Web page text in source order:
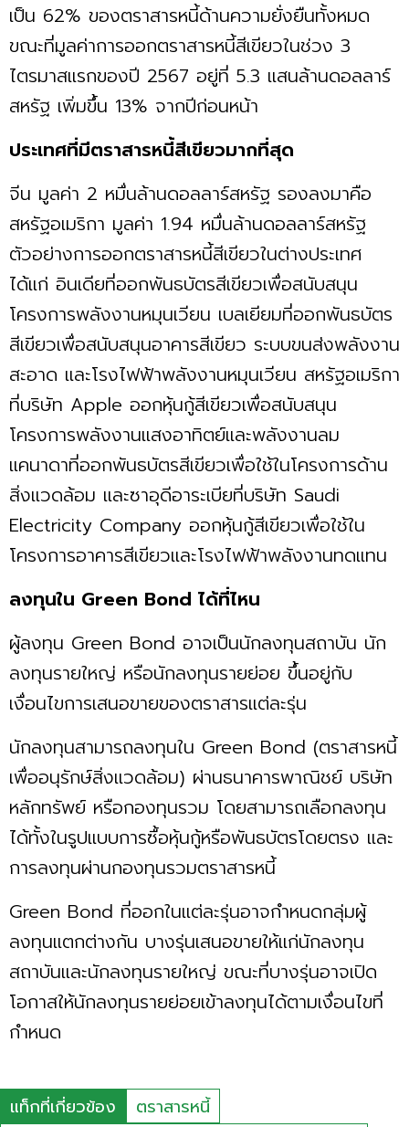
เป็น 62% ของตราสารหนี้ด้านความยั่งยืนทั้งหมด
ขณะที่มูลค่าการออกตราสารหนี้สีเขียวในช่วง 3
ไตรมาสแรกของปี 2567 อยู่ที่ 5.3 แสนล้านดอลลาร์
สหรัฐ เพิ่มขึ้น 13% จากปีก่อนหน้า
ประเทศที่มีตราสารหนี้สีเขียวมากที่สุด
จีน มูลค่า 2 หมื่นล้านดอลลาร์สหรัฐ รองลงมาคือ
สหรัฐอเมริกา มูลค่า 1.94 หมื่นล้านดอลลาร์สหรัฐ
ตัวอย่างการออกตราสารหนี้สีเขียวในต่างประเทศ
ได้แก่ อินเดียที่ออกพันธบัตรสีเขียวเพื่อสนับสนุน
โครงการพลังงานหมุนเวียน เบลเยียมที่ออกพันธบัตร
สีเขียวเพื่อสนับสนุนอาคารสีเขียว ระบบขนส่งพลังงาน
สะอาด และโรงไฟฟ้าพลังงานหมุนเวียน สหรัฐอเมริกา
ที่บริษัท Apple ออกหุ้นกู้สีเขียวเพื่อสนับสนุน
โครงการพลังงานแสงอาทิตย์และพลังงานลม
แคนาดาที่ออกพันธบัตรสีเขียวเพื่อใช้ในโครงการด้าน
สิ่งแวดล้อม และซาอุดีอาระเบียที่บริษัท Saudi
Electricity Company ออกหุ้นกู้สีเขียวเพื่อใช้ใน
โครงการอาคารสีเขียวและโรงไฟฟ้าพลังงานทดแทน
ลงทุนใน Green Bond ได้ที่ไหน
ผู้ลงทุน Green Bond อาจเป็นนักลงทุนสถาบัน นัก
ลงทุนรายใหญ่ หรือนักลงทุนรายย่อย ขึ้นอยู่กับ
เงื่อนไขการเสนอขายของตราสารแต่ละรุ่น
นักลงทุนสามารถลงทุนใน Green Bond (ตราสารหนี้
เพื่ออนุรักษ์สิ่งแวดล้อม) ผ่านธนาคารพาณิชย์ บริษัท
หลักทรัพย์ หรือกองทุนรวม โดยสามารถเลือกลงทุน
ได้ทั้งในรูปแบบการซื้อหุ้นกู้หรือพันธบัตรโดยตรง และ
การลงทุนผ่านกองทุนรวมตราสารหนี้
Green Bond ที่ออกในแต่ละรุ่นอาจกำหนดกลุ่มผู้
ลงทุนแตกต่างกัน บางรุ่นเสนอขายให้แก่นักลงทุน
สถาบันและนักลงทุนรายใหญ่ ขณะที่บางรุ่นอาจเปิด
โอกาสให้นักลงทุนรายย่อยเข้าลงทุนได้ตามเงื่อนไขที่
กำหนด
แท็กที่เกี่ยวข้อง
ตราสารหนี้